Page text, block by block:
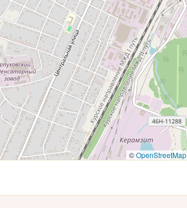
©OpenStreetMap